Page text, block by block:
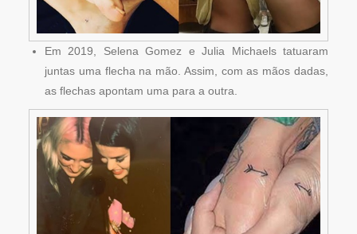
Em 2019, Selena Gomez e Julia Michaels tatuaram
juntas uma flecha na mão. Assim, com as mãos dadas,
as flechas apontam uma para a outra.